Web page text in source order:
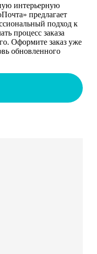
интерьерную
предлагает
подход к
процесс заказа
Оформите заказ уже
обновленного